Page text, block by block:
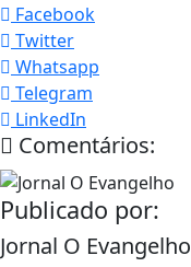
Facebook
Twitter
Whatsapp
Telegram
LinkedIn
Comentários:
Publicado por:
Jornal O Evangelho